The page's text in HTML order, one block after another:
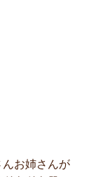
お姉さんが